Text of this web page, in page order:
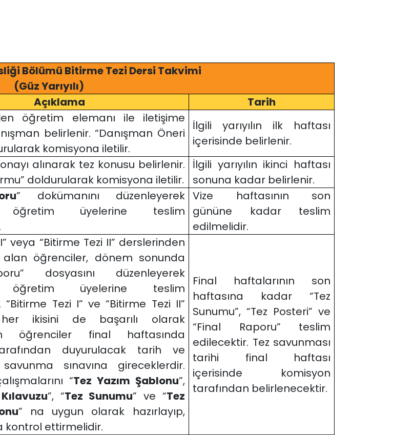
Bölümü Bitirme Tezi Dersi Takvimi
(Güz Yarıyılı)
Açıklama Tarih
öğretim elemanı ile iletişime
belirlenir. “Danışman Öneri
komisyona iletilir.
İlgili yarıyılın ilk haftası
içerisinde belirlenir.
alınarak tez konusu belirlenir.
doldurularak komisyona iletilir.
İlgili yarıyılın ikinci haftası
sonuna kadar belirlenir.
” dokümanını düzenleyerek
öğretim üyelerine teslim
Vize haftasının son
gününe kadar teslim
edilmelidir.
veya “Bitirme Tezi II” derslerinden
öğrenciler, dönem sonunda
dosyasını düzenleyerek
öğretim üyelerine teslim
Tezi I” ve “Bitirme Tezi II”
ikisini de başarılı olarak
öğrenciler final haftasında
duyurulacak tarih ve
sınavına gireceklerdir.
“Tez Yazım Şablonu”,
”, “Tez Sunumu” ve “Tez
” na uygun olarak hazırlayıp,
kontrol ettirmelidir.
Final haftalarının son
haftasına kadar “Tez
Sunumu”, “Tez Posteri” ve
“Final Raporu” teslim
edilecektir. Tez savunması
tarihi final haftası
içerisinde komisyon
tarafından belirlenecektir.